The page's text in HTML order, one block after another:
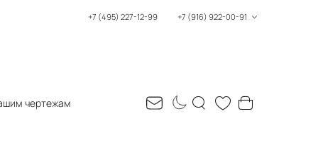
+7 (495) 227-12-99 +7 (916) 922-00-91
чертежам